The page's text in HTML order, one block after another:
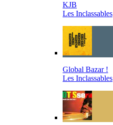
KJB
Les Inclassables
Global Bazar !
Les Inclassables